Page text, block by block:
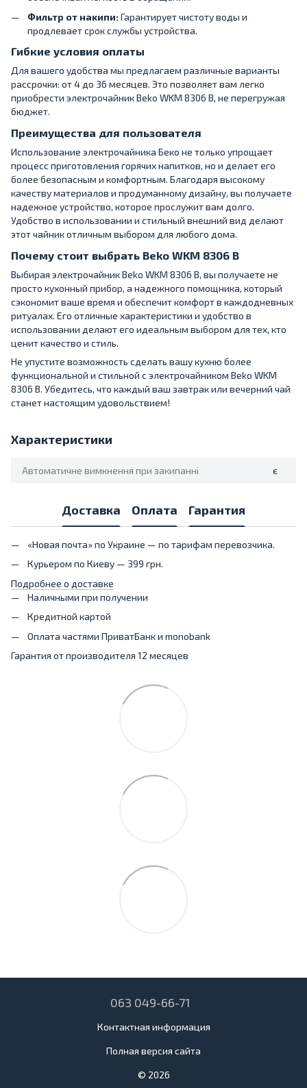
Фильтр от накипи: Гарантирует чистоту воды и
продлевает срок службы устройства.
Гибкие условия оплаты
Для вашего удобства мы предлагаем различные варианты
рассрочки: от 4 до 36 месяцев. Это позволяет вам легко
приобрести электрочайник Beko WKM 8306 B, не перегружая
бюджет.
Преимущества для пользователя
Использование электрочайника Беко не только упрощает
процесс приготовления горячих напитков, но и делает его
более безопасным и комфортным. Благодаря высокому
качеству материалов и продуманному дизайну, вы получаете
надежное устройство, которое прослужит вам долго.
Удобство в использовании и стильный внешний вид делают
этот чайник отличным выбором для любого дома.
Почему стоит выбрать Beko WKM 8306 B
Выбирая электрочайник Beko WKM 8306 B, вы получаете не
просто кухонный прибор, а надежного помощника, который
сэкономит ваше время и обеспечит комфорт в каждодневных
ритуалах. Его отличные характеристики и удобство в
использовании делают его идеальным выбором для тех, кто
ценит качество и стиль.
Не упустите возможность сделать вашу кухню более
функциональной и стильной с электрочайником Beko WKM
8306 B. Убедитесь, что каждый ваш завтрак или вечерний чай
станет настоящим удовольствием!
Характеристики
Автоматичне вимкнення при закипанні є
Доставка Оплата Гарантия
«Новая почта» по Украине — по тарифам перевозчика.
Курьером по Киеву — 399 грн.
Подробнее о доставке
Наличными при получении
Кредитной картой
Оплата частями ПриватБанк и monobank
Гарантия от производителя 12 месяцев
063 049-66-71
Контактная информация
Полная версия сайта
© 2026